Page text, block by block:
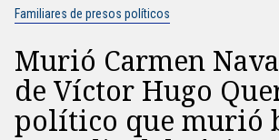
Familiares de presos políticos
Murió Carmen
de Víctor Hugo
político que murió